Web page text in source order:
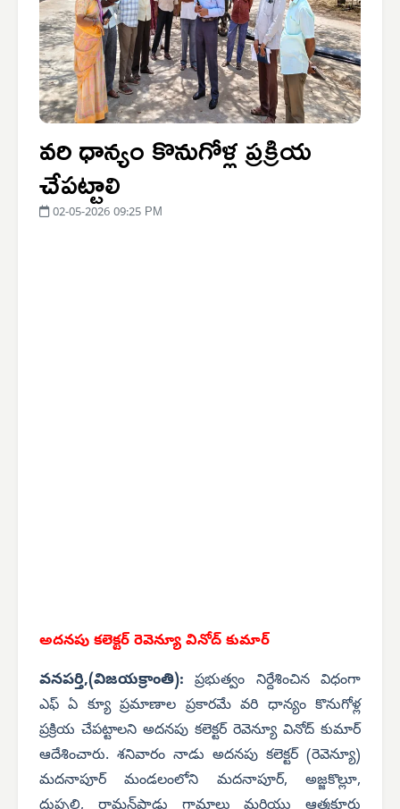
వరి ధాన్యం కొనుగోళ్ల ప్రక్రియ
చేపట్టాలి
02-05-2026 09:25 PM
అదనపు కలెక్టర్ రెవెన్యూ వినోద్ కుమార్
వనపర్తి,(విజయక్రాంతి):ప్రభుత్వం నిర్దేశించిన విధంగా
ఎఫ్ ఏ క్యూ ప్రమాణాల ప్రకారమే వరి ధాన్యం కొనుగోళ్ల
ప్రక్రియ చేపట్టాలని అదనపు కలెక్టర్ రెవెన్యూ వినోద్ కుమార్
ఆదేశించారు. శనివారం నాడు అదనపు కలెక్టర్ (రెవెన్యూ)
మదనాపూర్ మండలంలోని మదనాపూర్, అజ్జకొల్లూ,